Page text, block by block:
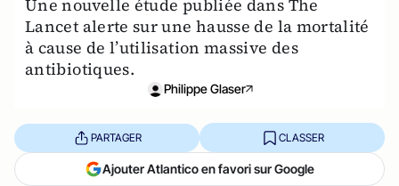
Une nouvelle étude publiée dans The
Lancet alerte sur une hausse de la mortalité
à cause de l’utilisation massive des
antibiotiques.
Philippe Glaser
PARTAGER CLASSER
Ajouter Atlantico en favori sur Google